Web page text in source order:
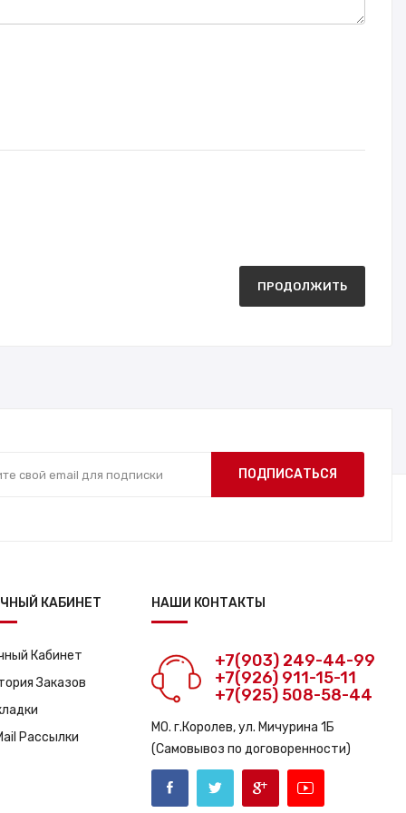
ПРОДОЛЖИТЬ
ПОДПИСАТЬСЯ
КАБИНЕТ
Кабинет
Заказов
Рассылки
НАШИ КОНТАКТЫ
+7(903) 249-44-99
+7(926) 911-15-11
+7(925) 508-58-44
МО. г.Королев, ул. Мичурина 1Б
(Самовывоз по договоренности)